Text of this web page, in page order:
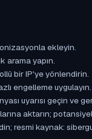
ekleyin.
arama yapın.
bir IP'ye yönlendirin.
engelleme uygulayın.
uyarısı geçin ve
aktarın;
resmi kaynak: